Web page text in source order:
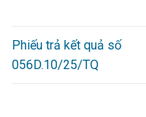
Phiếu trả kết quả số
056D.10/25/TQ